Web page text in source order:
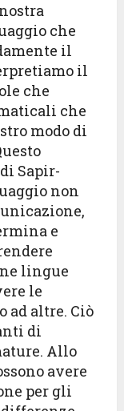
che
il
il
che
che
modo di
Sapir-
non
e
lingue
le
ad altre. Ciò
di
Allo
avere
per gli